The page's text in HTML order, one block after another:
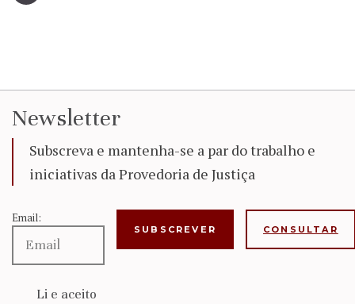
Newsletter
Subscreva e mantenha-se a par do trabalho e
iniciativas da Provedoria de Justiça
Email:
Li e aceito
CONSULTAR